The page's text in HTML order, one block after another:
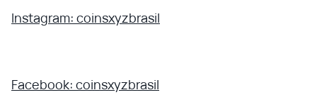
Instagram: coinsxyzbrasil
Facebook: coinsxyzbrasil